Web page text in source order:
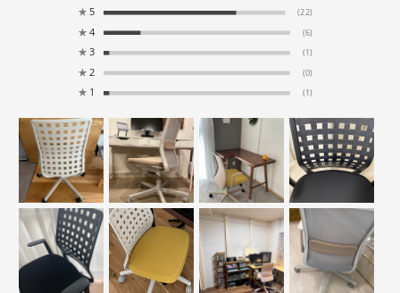
★ 5 (22)
★ 4 (6)
★ 3 (1)
★ 2 (0)
★ 1 (1)